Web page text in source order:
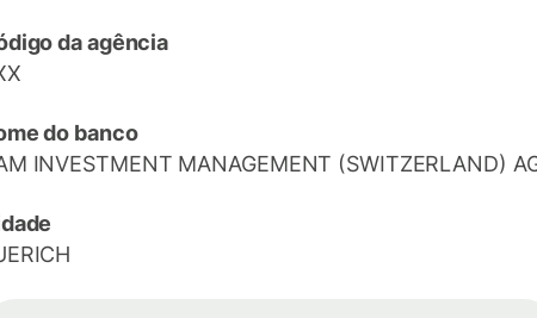
da agência
do banco
INVESTMENT MANAGEMENT (SWITZERLAND)